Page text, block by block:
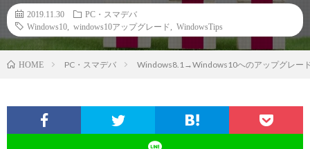
2019.11.30
PC・スマデバ
Windows10
windows10アップグレード WindowsTips
HOME PC・スマデバ Windows8.1→Windows10へのアップグレー